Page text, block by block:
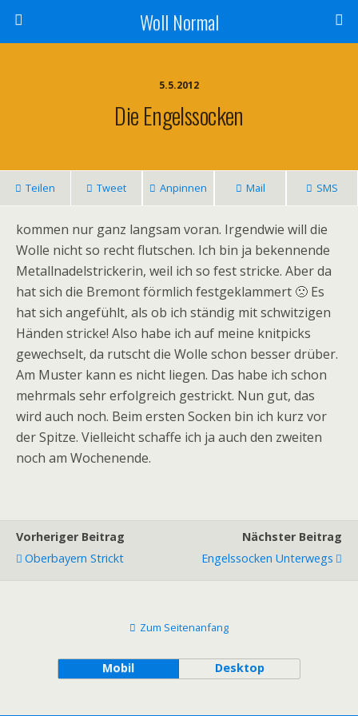
Woll Normal
5.5.2012
Die Engelssocken
Teilen Tweet Anpinnen Mail SMS
kommen nur ganz langsam voran. Irgendwie will die
Wolle nicht so recht flutschen. Ich bin ja bekennende
Metallnadelstrickerin, weil ich so fest stricke. Aber da
hat sich die Bremont förmlich festgeklammert 🙁 Es
hat sich angefühlt, als ob ich ständig mit schwitzigen
Händen stricke! Also habe ich auf meine knitpicks
gewechselt, da rutscht die Wolle schon besser drüber.
Am Muster kann es nicht liegen. Das habe ich schon
mehrmals sehr erfolgreich gestrickt. Nun gut, das
wird auch noch. Beim ersten Socken bin ich kurz vor
der Spitze. Vielleicht schaffe ich ja auch den zweiten
noch am Wochenende.
Vorheriger Beitrag
Oberbayern Strickt
Nächster Beitrag
Engelssocken Unterwegs
Zum Seitenanfang
Mobil Desktop